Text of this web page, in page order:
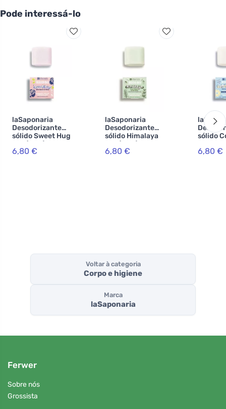
Pode interessá-lo
laSaponaria
Desodorizante
sólido Sweet Hug
BIO (40 g) - com o
aroma das flores
6,80 €
laSaponaria
Desodorizante
sólido Himalaya
BIO (40 g) - com
aroma fresco de
6,80 €
sólido
sem
6,80 €
Voltar à categoria
Corpo e higiene
Marca
laSaponaria
Ferwer
Sobre nós
Grossista